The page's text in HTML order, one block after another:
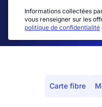
Informations collectées
vous renseigner sur les
politique de confidentialité
Carte fibre